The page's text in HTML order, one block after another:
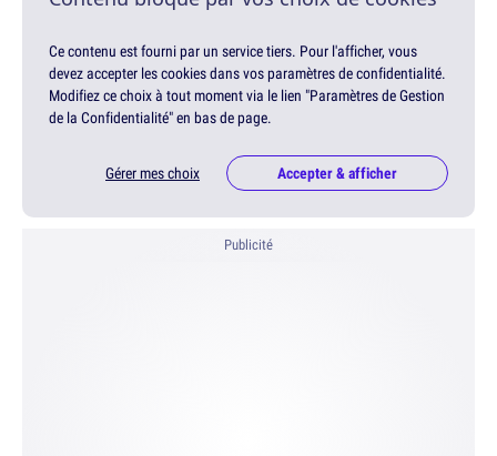
Ce contenu est fourni par un service tiers. Pour l'afficher, vous
devez accepter les cookies dans vos paramètres de confidentialité.
Modifiez ce choix à tout moment via le lien "Paramètres de Gestion
de la Confidentialité" en bas de page.
Gérer mes choix Accepter & afficher
Publicité